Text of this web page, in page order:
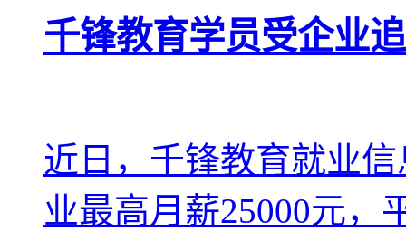
千锋教育学员受企业
近日，千锋教育就业
业最高月薪25000元，